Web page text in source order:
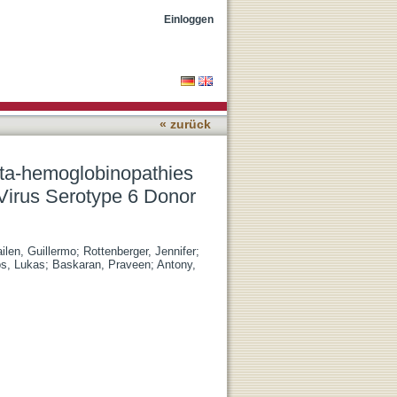
CRISPR-Cas9 andEinloggen
« zurück
hemoglobinopathies
Serotype 6 Donor
Guillermo; Rottenberger, Jennifer;
Lukas; Baskaran, Praveen; Antony,